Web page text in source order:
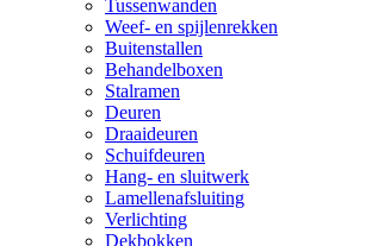
Tussenwanden
Weef- en spijlenrekken
Buitenstallen
Behandelboxen
Stalramen
Deuren
Draaideuren
Schuifdeuren
Hang- en sluitwerk
Lamellenafsluiting
Verlichting
Dekbokken